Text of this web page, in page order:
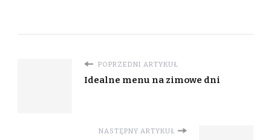
POPRZEDNI ARTYKUŁ
Idealne menu na zimowe dni
NASTĘPNY ARTYKUŁ